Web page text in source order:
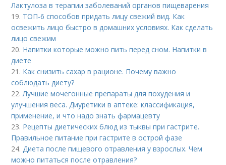
Лактулоза в терапии заболеваний органов пищеварения
19. ТОП-6 способов придать лицу свежий вид. Как
освежить лицо быстро в домашних условиях. Как сделать
лицо свежим
20. Напитки которые можно пить перед сном. Напитки в
диете
21. Как снизить сахар в рационе. Почему важно
соблюдать диету?
22.Лучшие мочегонные препараты для похудения и
улучшения веса. Диуретики в аптеке: классификация,
применение, и что надо знать фармацевту
23. Рецепты диетических блюд из тыквы при гастрите.
Правильное питание при гастрите в острой фазе
24.Диета после пищевого отравления у взрослых. Чем
можно питаться после отравления?